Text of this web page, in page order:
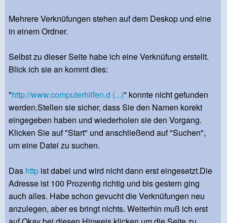
Mehrere Verknüfungen stehen auf dem Deskop und eine
in einem Ordner.
Selbst zu dieser Seite habe ich eine Verknüfung erstellt.
Blick ich sie an kommt dies:
"http://www.computerhilfen.d (...)" konnte nicht gefunden
werden.Stellen sie sicher, dass Sie den Namen korekt
eingegeben haben und wiederholen sie den Vorgang.
Klicken Sie auf "Start" und anschließend auf "Suchen",
um eine Datei zu suchen.
Das http ist dabei und wird nicht dann erst eingesetzt.Die
Adresse ist 100 Prozentig richtig und bis gestern ging
auch alles. Habe schon gevucht die Verknüfungen neu
anzulegen, aber es bringt nichts. Weiterhin muß ich erst